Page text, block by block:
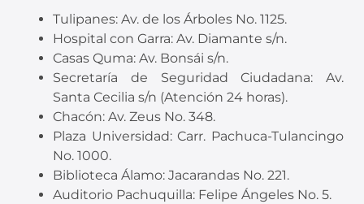
Tulipanes: Av. de los Árboles No. 1125.
Hospital con Garra: Av. Diamante s/n.
Casas Quma: Av. Bonsái s/n.
Secretaría de Seguridad Ciudadana: Av.
Santa Cecilia s/n (Atención 24 horas).
Chacón: Av. Zeus No. 348.
Plaza Universidad: Carr. Pachuca-Tulancingo
No. 1000.
Biblioteca Álamo: Jacarandas No. 221.
Auditorio Pachuquilla: Felipe Ángeles No. 5.